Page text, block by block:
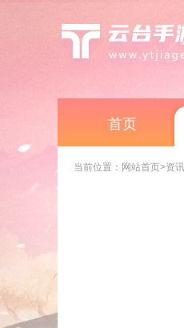
首页
当前位置： 网站首页>资